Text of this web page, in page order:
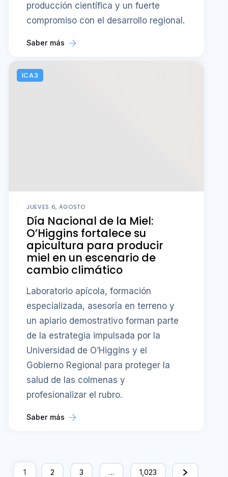
producción científica y un fuerte
compromiso con el desarrollo regional.
Saber más
ICA3
JUEVES 6, AGOSTO
Día Nacional de la Miel:
O’Higgins fortalece su
apicultura para producir
miel en un escenario de
cambio climático
Laboratorio apícola, formación
especializada, asesoría en terreno y
un apiario demostrativo forman parte
de la estrategia impulsada por la
Universidad de O’Higgins y el
Gobierno Regional para proteger la
salud de las colmenas y
profesionalizar el rubro.
Saber más
1 2 3 … 1,023